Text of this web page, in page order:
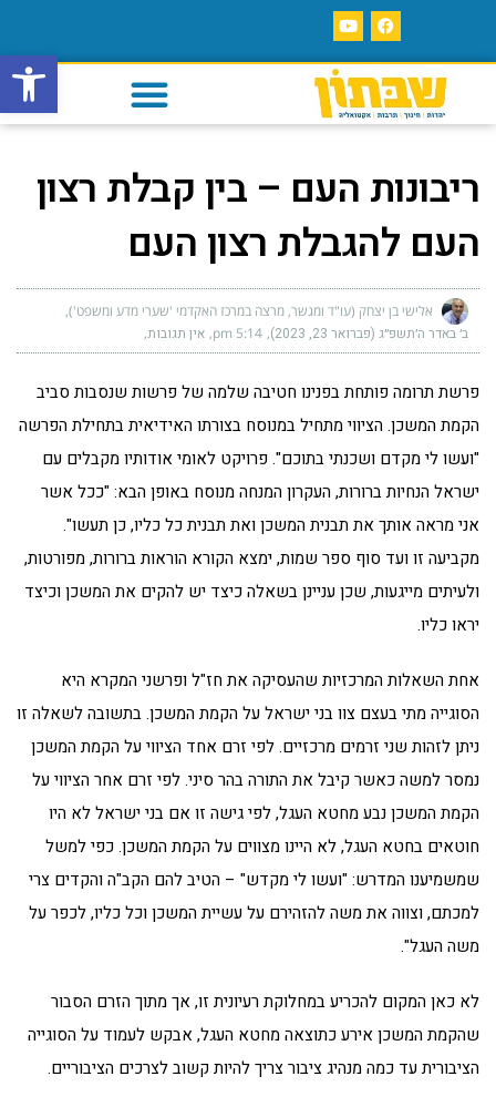
פתח
ריבונות העם – בין קבלת רצון
העם להגבלת רצון העם
אלישי בן יצחק (עו"ד ומגשר, מרצה במרכז האקדמי 'שערי מדע ומשפט')
ב׳ באדר ה׳תשפ״ג (פברואר 23, 2023) 5:14 pm אין תגובות
פרשת תרומה פותחת בפנינו חטיבה שלמה של פרשות שנסבות סביב
הקמת המשכן. הציווי מתחיל במנוסח בצורתו האידיאית בתחילת הפרשה
"ועשו לי מקדם ושכנתי בתוכם". פרויקט לאומי אודותיו מקבלים עם
ישראל הנחיות ברורות, העקרון המנחה מנוסח באופן הבא: "ככל אשר
אני מראה אותך את תבנית המשכן ואת תבנית כל כליו, כן תעשו".
מקביעה זו ועד סוף ספר שמות, ימצא הקורא הוראות ברורות, מפורטות,
ולעיתים מייגעות, שכן עניינן בשאלה כיצד יש להקים את המשכן וכיצד
יראו כליו.
אחת השאלות המרכזיות שהעסיקה את חז"ל ופרשני המקרא היא
הסוגייה מתי בעצם צוו בני ישראל על הקמת המשכן. בתשובה לשאלה זו
ניתן לזהות שני זרמים מרכזיים. לפי זרם אחד הציווי על הקמת המשכן
נמסר למשה כאשר קיבל את התורה בהר סיני. לפי זרם אחר הציווי על
הקמת המשכן נבע מחטא העגל, לפי גישה זו אם בני ישראל לא היו
חוטאים בחטא העגל, לא היינו מצווים על הקמת המשכן. כפי למשל
שמשמיענו המדרש: "ועשו לי מקדש" – הטיב להם הקב"ה והקדים צרי
למכתם, וצווה את משה להזהירם על עשיית המשכן וכל כליו, לכפר על
משה העגל".
לא כאן המקום להכריע במחלוקת רעיונית זו, אך מתוך הזרם הסבור
שהקמת המשכן אירע כתוצאה מחטא העגל, אבקש לעמוד על הסוגייה
הציבורית עד כמה מנהיג ציבור צריך להיות קשוב לצרכים הציבוריים.